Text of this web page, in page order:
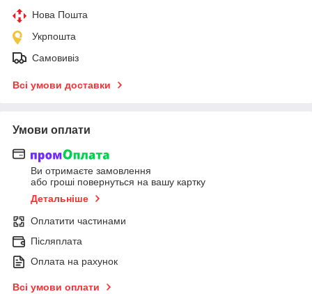
Нова Пошта
Укрпошта
Самовивіз
Всі умови доставки
Умови оплати
Ви отримаєте замовлення
або гроші повернуться на вашу картку
Детальніше
Оплатити частинами
Післяплата
Оплата на рахунок
Всі умови оплати